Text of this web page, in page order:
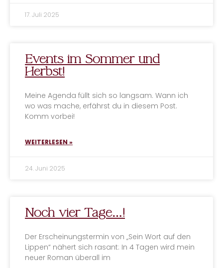
17. Juli 2025
Events im Sommer und
Herbst!
Meine Agenda füllt sich so langsam. Wann ich
wo was mache, erfährst du in diesem Post.
Komm vorbei!
WEITERLESEN »
24. Juni 2025
Noch vier Tage…!
Der Erscheinungstermin von „Sein Wort auf den
Lippen“ nähert sich rasant: In 4 Tagen wird mein
neuer Roman überall im